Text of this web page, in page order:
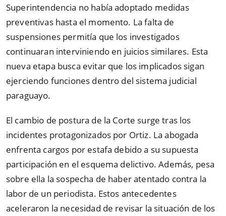
Superintendencia no había adoptado medidas
preventivas hasta el momento. La falta de
suspensiones permitía que los investigados
continuaran interviniendo en juicios similares. Esta
nueva etapa busca evitar que los implicados sigan
ejerciendo funciones dentro del sistema judicial
paraguayo.
El cambio de postura de la Corte surge tras los
incidentes protagonizados por Ortiz. La abogada
enfrenta cargos por estafa debido a su supuesta
participación en el esquema delictivo. Además, pesa
sobre ella la sospecha de haber atentado contra la
labor de un periodista. Estos antecedentes
aceleraron la necesidad de revisar la situación de los